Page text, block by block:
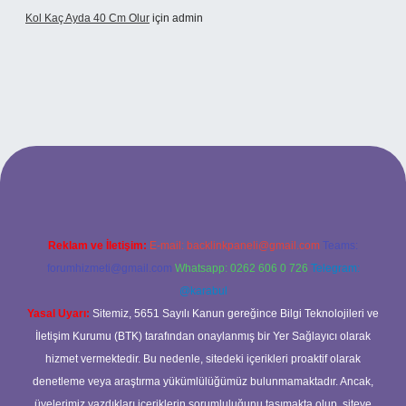
Kol Kaç Ayda 40 Cm Olur için admin
Reklam ve İletişim: E-mail: backlinkpaneli@gmail.com Teams:
forumhizmeti@gmail.com Whatsapp: 0262 606 0 726 Telegram:
@karabul
Yasal Uyarı: Sitemiz, 5651 Sayılı Kanun gereğince Bilgi Teknolojileri ve
İletişim Kurumu (BTK) tarafından onaylanmış bir Yer Sağlayıcı olarak
hizmet vermektedir. Bu nedenle, sitedeki içerikleri proaktif olarak
denetleme veya araştırma yükümlülüğümüz bulunmamaktadır. Ancak,